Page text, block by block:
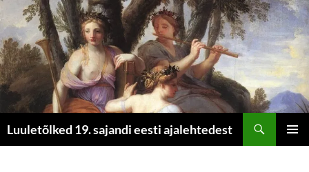
Luuletõlked 19. sajandi eesti ajalehtedest